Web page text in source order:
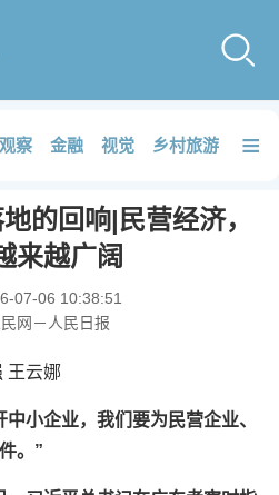
察 金融 视觉 乡村旅游 品鉴
≡
的回响|民营经济，
来越广阔
07-06 10:38:51
民网－人民日报
王云娜
小企业，我们要为民营企业、
。”